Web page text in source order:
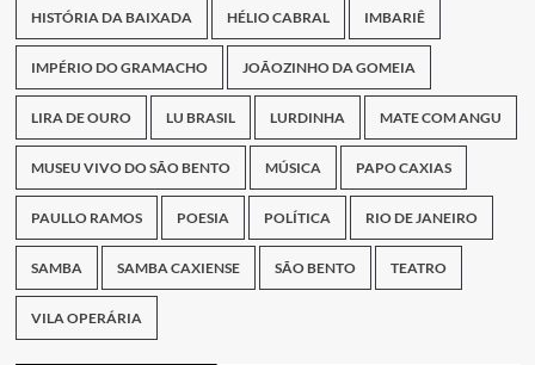
HISTÓRIA DA BAIXADA HÉLIO CABRAL IMBARIÊ
IMPÉRIO DO GRAMACHO JOÃOZINHO DA GOMEIA
LIRA DE OURO LU BRASIL LURDINHA MATE COM ANGU
MUSEU VIVO DO SÃO BENTO MÚSICA PAPO CAXIAS
PAULLO RAMOS POESIA POLÍTICA RIO DE JANEIRO
SAMBA SAMBA CAXIENSE SÃO BENTO TEATRO
VILA OPERÁRIA